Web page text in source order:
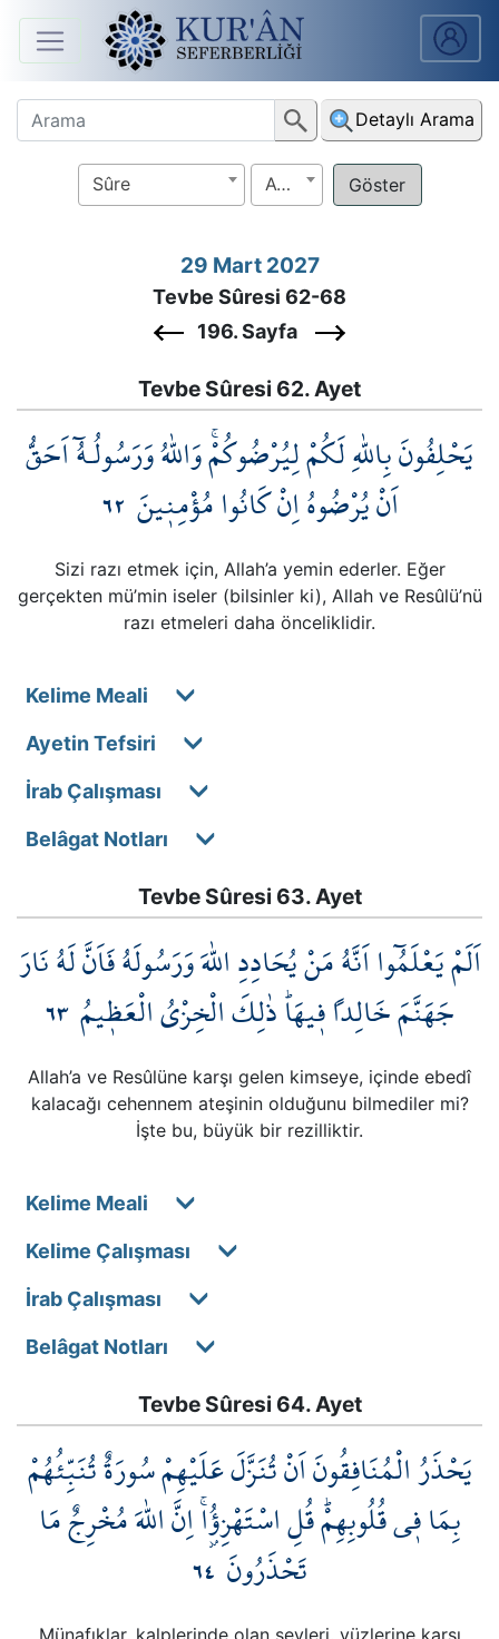
Anasayfa
Sûreler
Arapça
Seferberliği
Üyelik
Detaylı Arama
Sûre Ayet
29 Mart 2027
Tevbe Sûresi 62-68
196. Sayfa
Tevbe Sûresi 62. Ayet
يَحْلِفُونَ بِاللّٰهِ لَكُمْ لِيُرْضُوكُمْۚ وَاللّٰهُ وَرَسُولُـهُٓ اَحَقُّ
اَنْ يُرْضُوهُ اِنْ كَانُوا مُؤْمِن۪ينَ ٦٢
Sizi razı etmek için, Allah’a yemin ederler. Eğer
gerçekten mü’min iseler (bilsinler ki), Allah ve Resûlü’nü
razı etmeleri daha önceliklidir.
Kelime Meali
Ayetin Tefsiri
İrab Çalışması
Belâgat Notları
Tevbe Sûresi 63. Ayet
اَلَمْ يَعْلَمُٓوا اَنَّهُ مَنْ يُحَادِدِ اللّٰهَ وَرَسُولَهُ فَاَنَّ لَهُ نَارَ
جَهَنَّمَ خَالِداً ف۪يهَاۜ ذٰلِكَ الْخِزْيُ الْعَظ۪يمُ٦٣
Allah’a ve Resûlüne karşı gelen kimseye, içinde ebedî
kalacağı cehennem ateşinin olduğunu bilmediler mi?
İşte bu, büyük bir rezilliktir.
Kelime Meali
Kelime Çalışması
İrab Çalışması
Belâgat Notları
Tevbe Sûresi 64. Ayet
يَحْذَرُ الْمُنَافِقُونَ اَنْ تُنَزَّلَ عَلَيْهِمْ سُورَةٌ تُنَبِّئُهُمْ
بِمَا ف۪ي قُلُوبِهِمْۜ قُلِ اسْتَهْزِؤُ۫اۚ اِنَّ اللّٰهَ مُخْرِجٌ مَا
تَحْذَرُونَ٦٤
Münafıklar, kalplerinde olan şeyleri, yüzlerine karşı